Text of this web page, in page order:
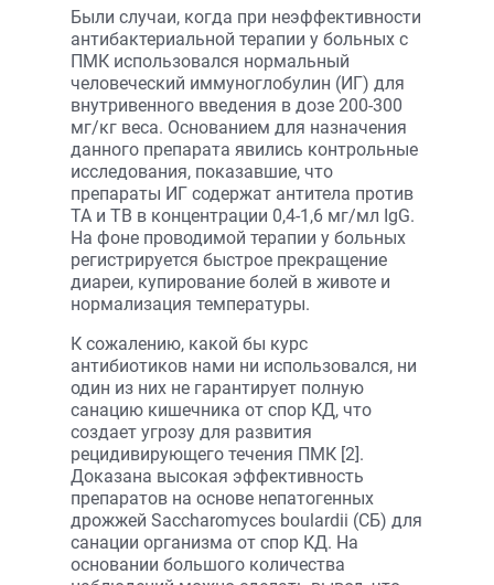
Были случаи, когда при неэффективности
антибактериальной терапии у больных с
ПМК использовался нормальный
человеческий иммуноглобулин (ИГ) для
внутривенного введения в дозе 200-300
мг/кг веса. Основанием для назначения
данного препарата явились контрольные
исследования, показавшие, что
препараты ИГ содержат антитела против
ТА и ТВ в концентрации 0,4-1,6 мг/мл IgG.
На фоне проводимой терапии у больных
регистрируется быстрое прекращение
диареи, купирование болей в животе и
нормализация температуры.
К сожалению, какой бы курс
антибиотиков нами ни использовался, ни
один из них не гарантирует полную
санацию кишечника от спор КД, что
создает угрозу для развития
рецидивирующего течения ПМК [2].
Доказана высокая эффективность
препаратов на основе непатогенных
дрожжей Saccharomyces boulardii (СБ) для
санации организма от спор КД. На
основании большого количества